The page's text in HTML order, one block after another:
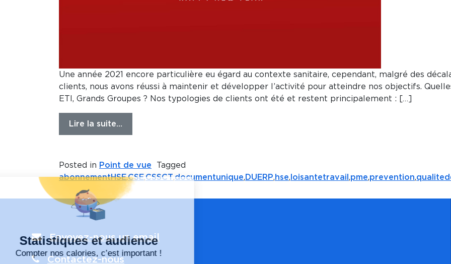
Une année 2021 encore particulière eu égard au contexte sanitaire, cependant, malgré des
clients, nous avons réussi à maintenir et développer l’activité pour atteindre nos objectifs.
ETI, Grands Groupes ? Nos typologies de clients ont été et restent principalement : […]
Lire la suite…
Posted in Point de vue
Tagged
abonnementHSE,CSE,CSSCT,documentunique, DUERP, hse, loisantetravail ,pme,prevention,
Envoyez-nous un email
Contactez-nous